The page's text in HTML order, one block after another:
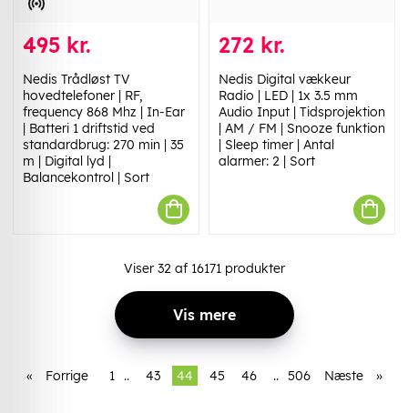
495 kr.
Nedis Trådløst TV
hovedtelefoner | RF,
frequency 868 Mhz | In-Ear
| Batteri 1 driftstid ved
standardbrug: 270 min | 35
m | Digital lyd |
Balancekontrol | Sort
272 kr.
Nedis Digital vækkeur
Radio | LED | 1x 3.5 mm
Audio Input | Tidsprojektion
| AM / FM | Snooze funktion
| Sleep timer | Antal
alarmer: 2 | Sort
Viser 32af 16171produkter
Vis mere
« Forrige 1 .. 43 44 45 46 .. 506 Næste »